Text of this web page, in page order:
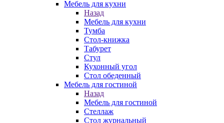
Мебель для кухни
Назад
Мебель для кухни
Тумба
Стол-книжка
Табурет
Стул
Кухонный угол
Стол обеденный
Мебель для гостиной
Назад
Мебель для гостиной
Стеллаж
Стол журнальный